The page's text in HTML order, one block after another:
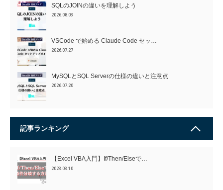
SQLのJOINの違いを理解しよう
2026.08.03
VSCode で始める Claude Code セッ…
2026.07.27
MySQLとSQL Serverの仕様の違いと注意点
2026.07.20
記事ランキング
【Excel VBA入門】If/Then/Elseで…
2023.03.10